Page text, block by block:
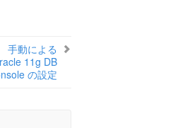
Kitのリソース階層
要件
手動による
11g DB
の設定